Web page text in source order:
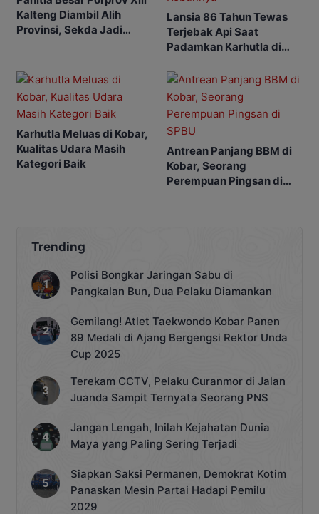
Kalteng Diambil Alih
Provinsi, Sekda Jadi
Lansia 86 Tahun Tewas
Terjebak Api Saat
Padamkan Karhutla di
Karhutla Meluas di Kobar,
Kualitas Udara Masih
Kategori Baik
Antrean Panjang BBM di
Kobar, Seorang
Perempuan Pingsan di
Trending
Polisi Bongkar Jaringan Sabu di
Pangkalan Bun, Dua Pelaku Diamankan
Gemilang! Atlet Taekwondo Kobar Panen
89 Medali di Ajang Bergengsi Rektor Unda
Cup 2025
Terekam CCTV, Pelaku Curanmor di Jalan
Juanda Sampit Ternyata Seorang PNS
Jangan Lengah, Inilah Kejahatan Dunia
Maya yang Paling Sering Terjadi
Siapkan Saksi Permanen, Demokrat Kotim
Panaskan Mesin Partai Hadapi Pemilu
2029